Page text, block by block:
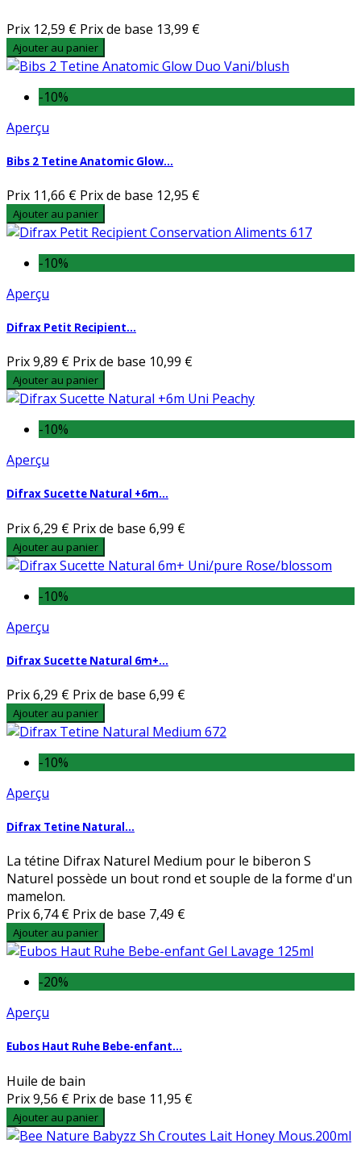
Prix 12,59 € Prix de base 13,99 €
Ajouter au panier
-10%
Aperçu
Bibs 2 Tetine Anatomic Glow...
Prix 11,66 € Prix de base 12,95 €
Ajouter au panier
-10%
Aperçu
Difrax Petit Recipient...
Prix9,89 € Prix de base 10,99 €
Ajouter au panier
-10%
Aperçu
Difrax Sucette Natural +6m...
Prix6,29 € Prix de base 6,99 €
Ajouter au panier
-10%
Aperçu
Difrax Sucette Natural 6m+...
Prix6,29 € Prix de base 6,99 €
Ajouter au panier
-10%
Aperçu
Difrax Tetine Natural...
La tétine Difrax Naturel Medium pour le biberon S
Naturel possède un bout rond et souple de la forme d'un
mamelon.
Prix6,74 € Prix de base 7,49 €
Ajouter au panier
-20%
Aperçu
Eubos Haut Ruhe Bebe-enfant...
Huile de bain
Prix9,56 € Prix de base 11,95 €
Ajouter au panier